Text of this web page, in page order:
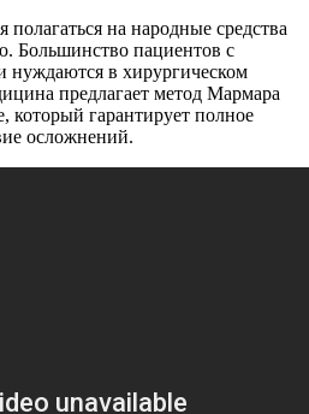
полагаться на народные средства
Большинство пациентов с
в хирургическом
предлагает метод Мармара
который гарантирует полное
осложнений.